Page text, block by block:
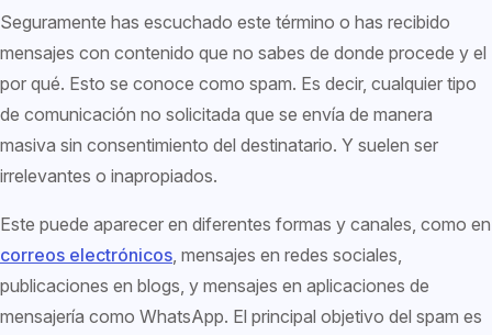
Seguramente has escuchado este término o has recibido
mensajes con contenido que no sabes de donde procede y el
por qué. Esto se conoce como spam. Es decir, cualquier tipo
de comunicación no solicitada que se envía de manera
masiva sin consentimiento del destinatario. Y suelen ser
irrelevantes o inapropiados.
Este puede aparecer en diferentes formas y canales, como en
correos electrónicos, mensajes en redes sociales,
publicaciones en blogs, y mensajes en aplicaciones de
mensajería como WhatsApp. El principal objetivo del spam es